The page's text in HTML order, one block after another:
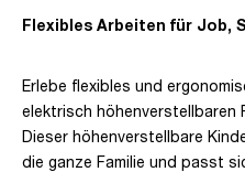
Flexibles Arbeiten für Job,
Erlebe flexibles und
elektrisch höhenverstellbaren
Dieser höhenverstellbare
die ganze Familie und passt